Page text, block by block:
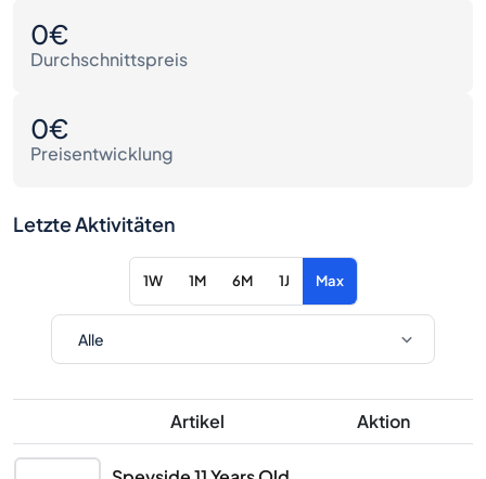
0€
Durchschnittspreis
0€
Preisentwicklung
Letzte Aktivitäten
1W 1M 6M 1J Max
Artikel Aktion